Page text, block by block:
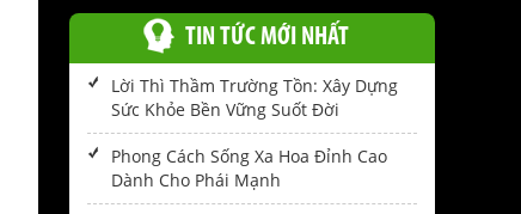
TIN TỨC MỚI NHẤT
Lời Thì Thầm Trường Tồn: Xây Dựng
Sức Khỏe Bền Vững Suốt Đời
Phong Cách Sống Xa Hoa Đỉnh Cao
Dành Cho Phái Mạnh